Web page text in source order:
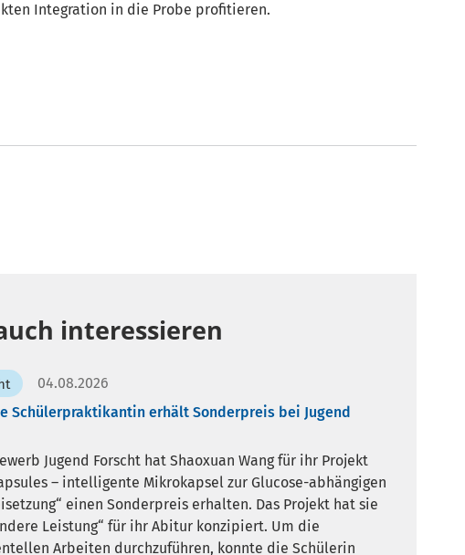
Integration in die Probe profitieren.
interessieren
04.08.2026
Schülerpraktikantin erhält Sonderpreis bei Jugend
Jugend Forscht hat Shaoxuan Wang für ihr Projekt
– intelligente Mikrokapsel zur Glucose-abhängigen
einen Sonderpreis erhalten. Das Projekt hat sie
Leistung“ für ihr Abitur konzipiert. Um die
Arbeiten durchzuführen, konnte die Schülerin